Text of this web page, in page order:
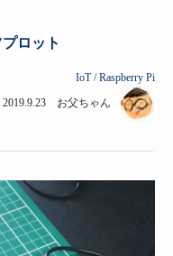
ロット
IoT/Raspberry Pi
2019.9.23 お父ちゃん